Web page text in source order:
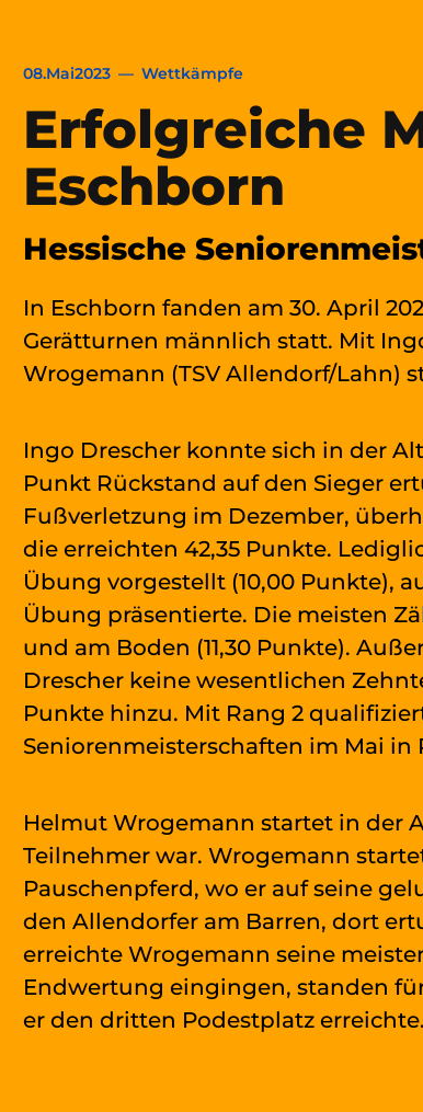
08.Mai2023 — Wettkämpfe
Erfolgreiche
Eschborn
Hessische
In Eschborn fanden am 30. April
Gerätturnen männlich statt. Mit
Wrogemann (TSV Allendorf/Lahn)
Ingo Drescher konnte sich in der
Punkt Rückstand auf den Sieger
Fußverletzung im Dezember,
die erreichten 42,35 Punkte.
Übung vorgestellt (10,00 Punkte),
Übung präsentierte. Die meisten
und am Boden (11,30 Punkte).
Drescher keine wesentlichen
Punkte hinzu. Mit Rang 2
Seniorenmeisterschaften im Mai in
Helmut Wrogemann startet in der
Teilnehmer war. Wrogemann
Pauschenpferd, wo er auf seine
den Allendorfer am Barren, dort
erreichte Wrogemann seine
Endwertung eingingen, standen
er den dritten Podestplatz erreichte.